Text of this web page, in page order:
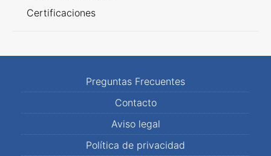
Certificaciones
Preguntas Frecuentes
Contacto
Aviso legal
Política de privacidad